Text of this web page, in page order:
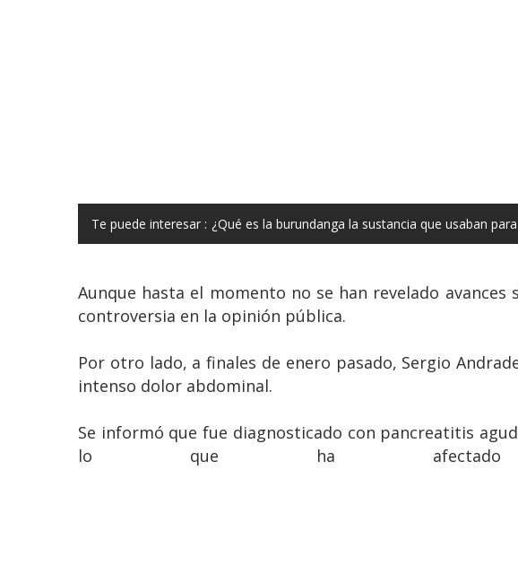
Te puede interesar : ¿Qué es la burundanga la sustancia que usaban
Aunque hasta el momento no se han revelado
controversia en la opinión pública.
Por otro lado, a finales de enero pasado, Sergio
intenso dolor abdominal.
Se informó que fue diagnosticado con pancreatitis
lo que ha